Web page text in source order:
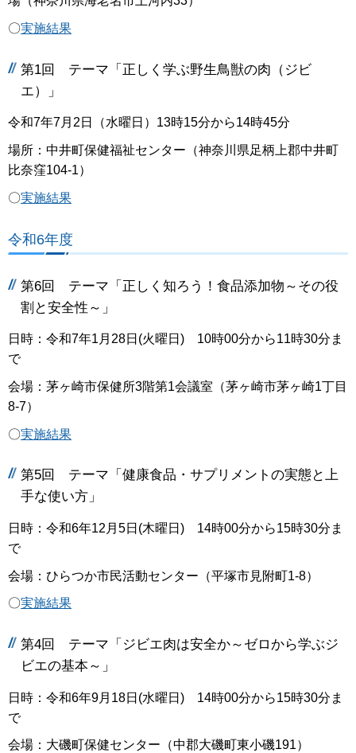
〇実施結果
第1回 テーマ「正しく学ぶ野生鳥獣の肉（ジビ
エ）」
令和7年7月2日（水曜日）13時15分から14時45分
場所：中井町保健福祉センター（神奈川県足柄上郡中井町
比奈窪104-1）
〇実施結果
令和6年度
第6回 テーマ「正しく知ろう！食品添加物～その役
割と安全性～」
日時：令和7年1月28日(火曜日) 10時00分から11時30分ま
で
会場：茅ヶ崎市保健所3階第1会議室（茅ヶ崎市茅ヶ崎1丁目
8-7）
〇実施結果
第5回 テーマ「健康食品・サプリメントの実態と上
手な使い方」
日時：令和6年12月5日(木曜日) 14時00分から15時30分ま
で
会場：ひらつか市民活動センター（平塚市見附町1-8）
〇実施結果
第4回 テーマ「ジビエ肉は安全か～ゼロから学ぶジ
ビエの基本～」
日時：令和6年9月18日(水曜日) 14時00分から15時30分ま
で
会場：大磯町保健センター（中郡大磯町東小磯191）